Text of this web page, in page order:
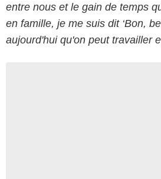
entre nous et le gain de temps
en famille, je me suis dit ‘Bon,
aujourd'hui qu'on peut travailler